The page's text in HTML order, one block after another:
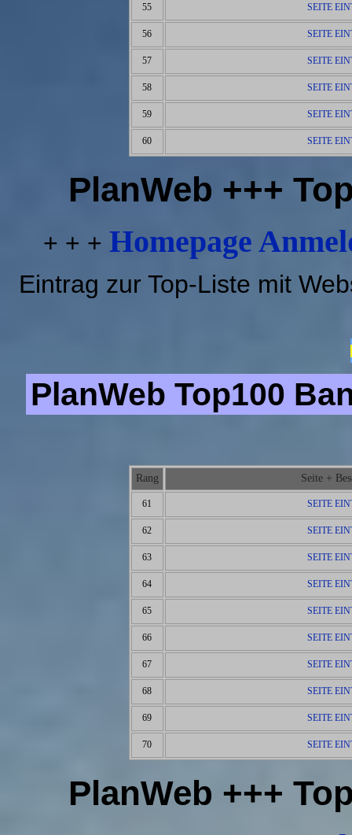
55 SEITE
56 SEITE
57 SEITE
58 SEITE
59 SEITE
60 SEITE
PlanWeb +++
+ + + Homepage
Eintrag zur Top-Liste mit
PlanWeb Top100
Rang Seite +
61 SEITE
62 SEITE
63 SEITE
64 SEITE
65 SEITE
66 SEITE
67 SEITE
68 SEITE
69 SEITE
70 SEITE
PlanWeb +++